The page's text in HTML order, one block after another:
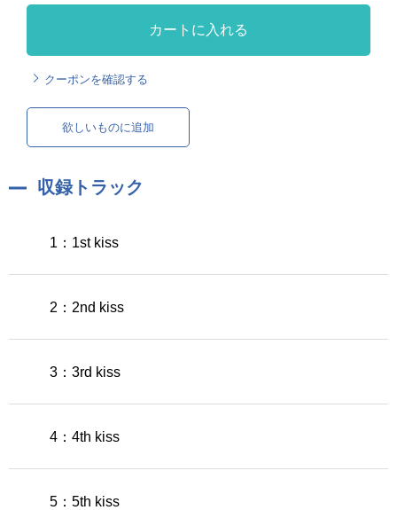
カートに入れる
クーポンを確認する
欲しいものに追加
収録トラック
1：1st kiss
2：2nd kiss
3：3rd kiss
4：4th kiss
5：5th kiss